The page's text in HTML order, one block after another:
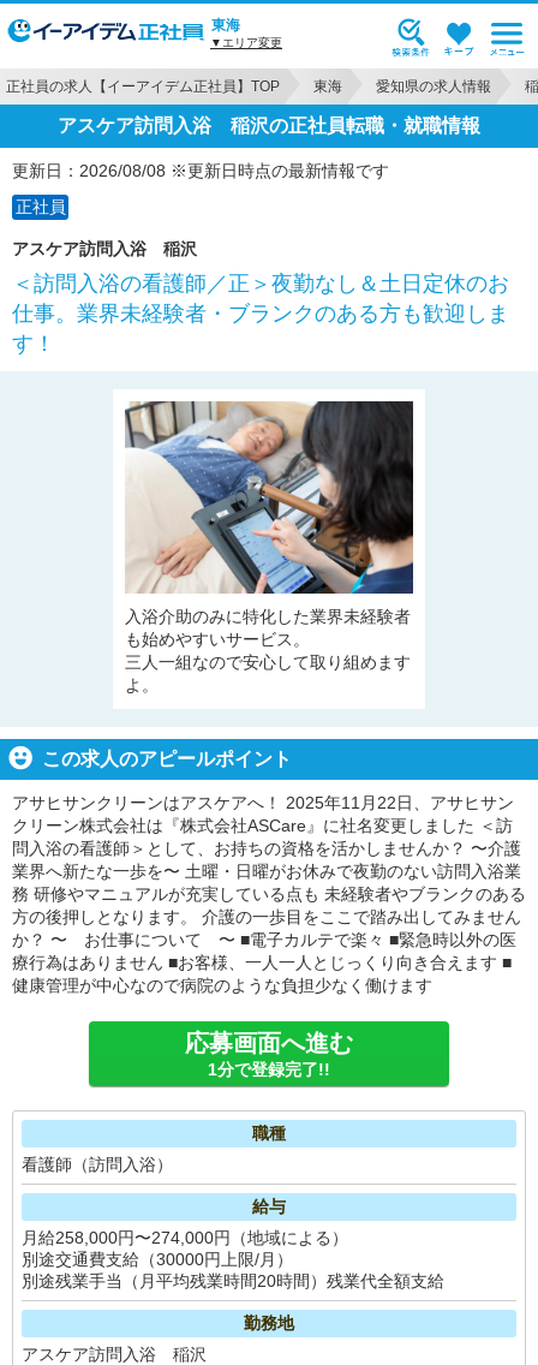
東海
▼エリア変更
正社員の求人【イーアイデム正社員】TOP 東海 愛知県の求人情報
アスケア訪問入浴 稲沢の正社員転職・就職情報
更新日：2026/08/08 ※更新日時点の最新情報です
正社員
アスケア訪問入浴 稲沢
＜訪問入浴の看護師／正＞夜勤なし＆土日定休のお
仕事。業界未経験者・ブランクのある方も歓迎しま
す！
入浴介助のみに特化した業界未経験者
も始めやすいサービス。
三人一組なので安心して取り組めます
よ。
この求人のアピールポイント
アサヒサンクリーンはアスケアへ！ 2025年11月22日、アサヒサン
クリーン株式会社は『株式会社ASCare』に社名変更しました ＜訪
問入浴の看護師＞として、お持ちの資格を活かしませんか？ 〜介護
業界へ新たな一歩を〜 土曜・日曜がお休みで夜勤のない訪問入浴業
務 研修やマニュアルが充実している点も 未経験者やブランクのある
方の後押しとなります。 介護の一歩目をここで踏み出してみません
か？ 〜 お仕事について 〜 ■電子カルテで楽々 ■緊急時以外の医
療行為はありません ■お客様、一人一人とじっくり向き合えます ■
健康管理が中心なので病院のような負担少なく働けます
応募画面へ進む
1分で登録完了!!
職種
看護師（訪問入浴）
給与
月給258,000円〜274,000円（地域による）
別途交通費支給（30000円上限/月）
別途残業手当（月平均残業時間20時間）残業代全額支給
勤務地
アスケア訪問入浴 稲沢